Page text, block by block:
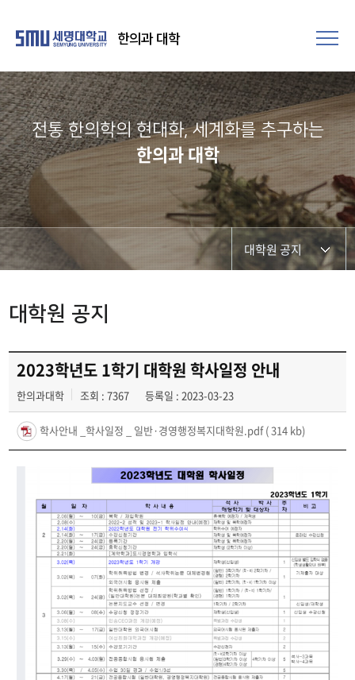
한의과 대학
전통 한의학의 현대화, 세계화를 추구하는​
한의과 대학
대학원 공지
대학원 공지
2023학년도 1학기 대학원 학사일정 안내
한의과대학 조회 : 7367 등록일 : 2023-03-23
학사안내 _학사일정 _ 일반·경영행정복지대학원.pdf( 314 kb)